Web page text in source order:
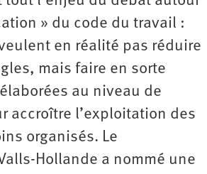
» du code du travail :
en réalité pas réduire
mais faire en sorte
au niveau de
accroître l’exploitation des
organisés. Le
Hollande a nommé une